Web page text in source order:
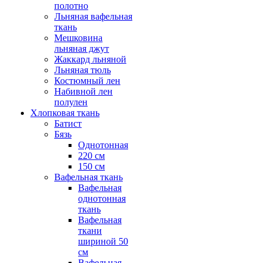
полотно
Льняная вафельная
ткань
Мешковина
льняная джут
Жаккард льняной
Льняная тюль
Костюмный лен
Набивной лен
полулен
Хлопковая ткань
Батист
Бязь
Однотонная
220 см
150 см
Вафельная ткань
Вафельная
однотонная
ткань
Вафельная
ткани
шириной 50
см